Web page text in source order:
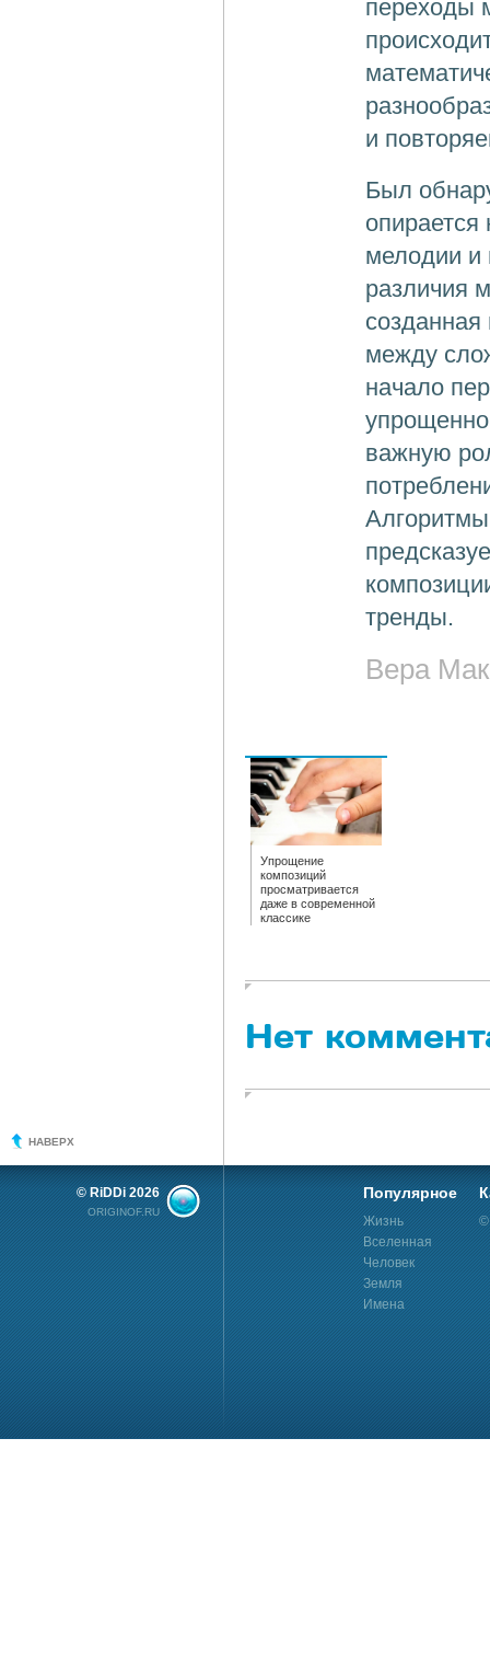
переходы
и
Был
опирается
мелодии и
различия
между
начало
важную
тренды.
Вера
Упрощение
композиций
просматривается
даже в современной
классике
Нет
НАВЕРХ
© RiDDi 2026
ORIGINOF.RU
Популярное
Жизнь
Вселенная
Человек
Земля
Имена
©